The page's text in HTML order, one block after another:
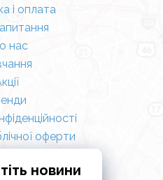
і оплата
нас
оферти
новини